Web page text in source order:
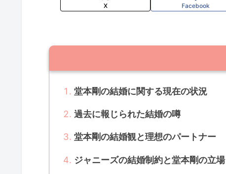
X Facebook
堂本剛の結婚に関する現在の状況
過去に報じられた結婚の噂
堂本剛の結婚観と理想のパートナー
ジャニーズの結婚制約と堂本剛の立場